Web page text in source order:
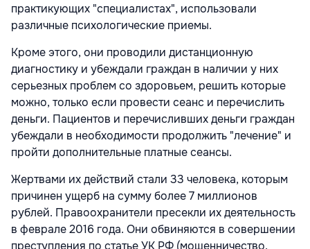
практикующих "специалистах", использовали
различные психологические приемы.
Кроме этого, они проводили дистанционную
диагностику и убеждали граждан в наличии у них
серьезных проблем со здоровьем, решить которые
можно, только если провести сеанс и перечислить
деньги. Пациентов и перечисливших деньги граждан
убеждали в необходимости продолжить "лечение" и
пройти дополнительные платные сеансы.
Жертвами их действий стали 33 человека, которым
причинен ущерб на сумму более 7 миллионов
рублей. Правоохранители пресекли их деятельность
в феврале 2016 года. Они обвиняются в совершении
преступления по статье УК РФ (мошенничество,